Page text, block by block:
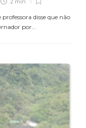
2 min
disse que não
por...